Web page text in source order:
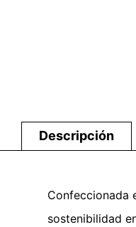
Descripción
Confeccionada
sostenibilidad